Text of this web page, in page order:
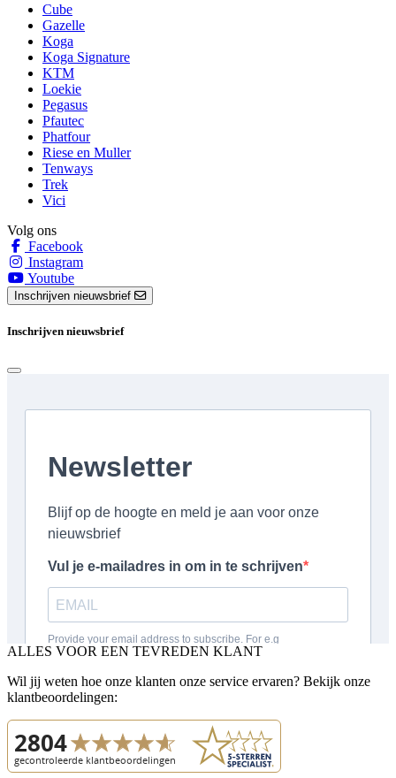
Cube
Gazelle
Koga
Koga Signature
KTM
Loekie
Pegasus
Pfautec
Phatfour
Riese en Muller
Tenways
Trek
Vici
Volg ons
Facebook
Instagram
Youtube
Inschrijven nieuwsbrief
Inschrijven nieuwsbrief
ALLES VOOR EEN TEVREDEN KLANT
Wil jij weten hoe onze klanten onze service ervaren? Bekijk onze
klantbeoordelingen: